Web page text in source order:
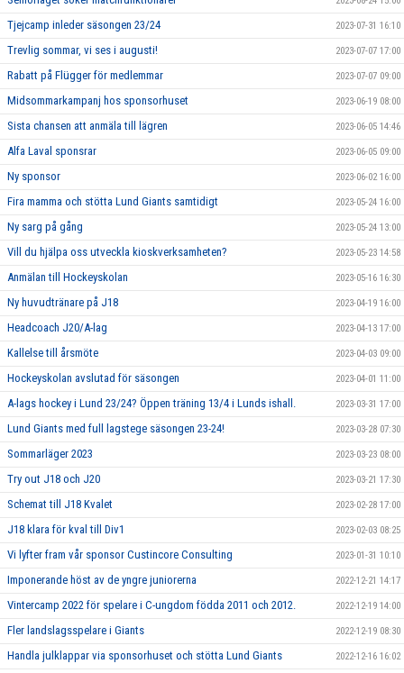
Tjejcamp inleder säsongen 23/24 2023-07-31 16:10
Trevlig sommar, vi ses i augusti! 2023-07-07 17:00
Rabatt på Flügger för medlemmar 2023-07-07 09:00
Midsommarkampanj hos sponsorhuset 2023-06-19 08:00
Sista chansen att anmäla till lägren 2023-06-05 14:46
Alfa Laval sponsrar 2023-06-05 09:00
Ny sponsor 2023-06-02 16:00
Fira mamma och stötta Lund Giants samtidigt 2023-05-24 16:00
Ny sarg på gång 2023-05-24 13:00
Vill du hjälpa oss utveckla kioskverksamheten? 2023-05-23 14:58
Anmälan till Hockeyskolan 2023-05-16 16:30
Ny huvudtränare på J18 2023-04-19 16:00
Headcoach J20/A-lag 2023-04-13 17:00
Kallelse till årsmöte 2023-04-03 09:00
Hockeyskolan avslutad för säsongen 2023-04-01 11:00
A-lags hockey i Lund 23/24? Öppen träning 13/4 i Lunds ishall. 2023-03-31 17:00
Lund Giants med full lagstege säsongen 23-24! 2023-03-28 07:30
Sommarläger 2023 2023-03-23 08:00
Try out J18 och J20 2023-03-21 17:30
Schemat till J18 Kvalet 2023-02-28 17:00
J18 klara för kval till Div1 2023-02-03 08:25
Vi lyfter fram vår sponsor Custincore Consulting 2023-01-31 10:10
Imponerande höst av de yngre juniorerna 2022-12-21 14:17
Vintercamp 2022 för spelare i C-ungdom födda 2011 och 2012. 2022-12-19 14:00
Fler landslagsspelare i Giants 2022-12-19 08:30
Handla julklappar via sponsorhuset och stötta Lund Giants 2022-12-16 16:02